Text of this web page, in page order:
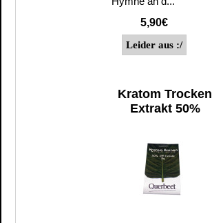
5,90€
Kratom Trocken
Extrakt 50%